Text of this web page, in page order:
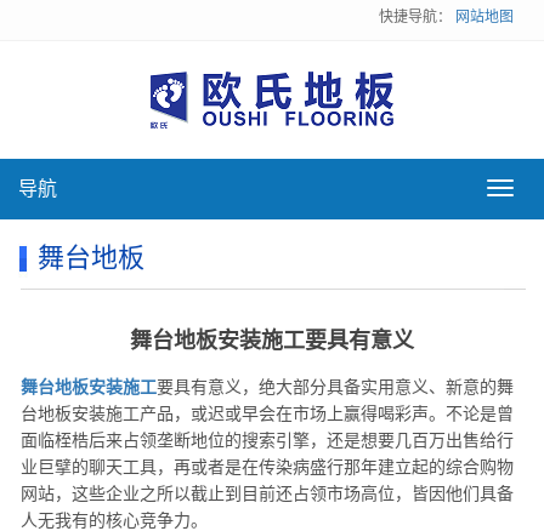
快捷导航： 网站地图
导
导航
舞台地板
舞台地板安装施工要具有意义
舞台地板安装施工要具有意义，绝大部分具备实用意义、新意的舞
台地板安装施工产品，或迟或早会在市场上赢得喝彩声。不论是曾
面临桎梏后来占领垄断地位的搜索引擎，还是想要几百万出售给行
业巨擘的聊天工具，再或者是在传染病盛行那年建立起的综合购物
网站，这些企业之所以截止到目前还占领市场高位，皆因他们具备
人无我有的核心竞争力。